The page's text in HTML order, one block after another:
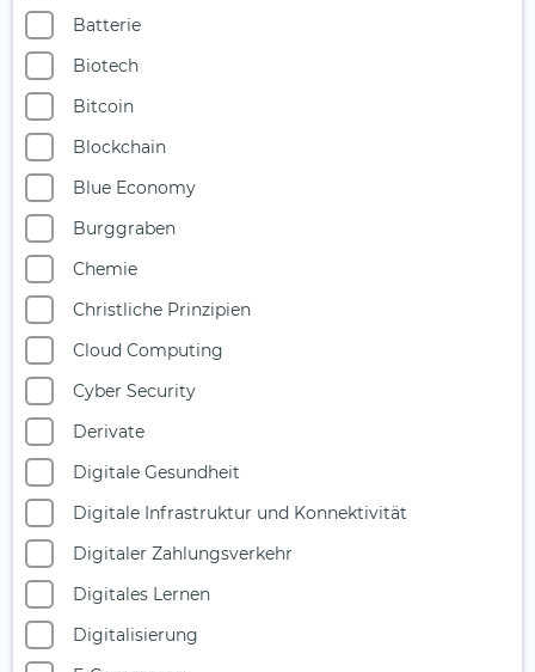
Batterie
Biotech
Bitcoin
Blockchain
Blue Economy
Burggraben
Chemie
Christliche Prinzipien
Cloud Computing
Cyber Security
Derivate
Digitale Gesundheit
Digitale Infrastruktur und Konnektivität
Digitaler Zahlungsverkehr
Digitales Lernen
Digitalisierung